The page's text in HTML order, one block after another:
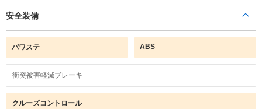
安全装備
パワステ ABS
衝突被害軽減ブレーキ
クルーズコントロール